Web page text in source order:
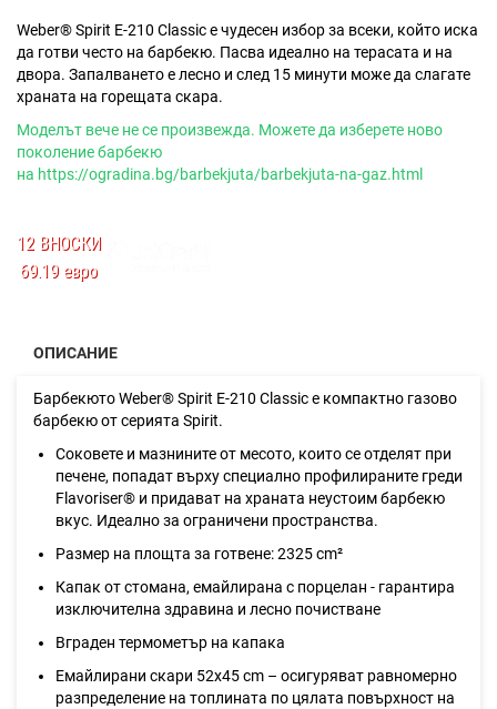
Weber® Spirit E-210 Classic е чудесен избор за всеки, който иска
да готви често на барбекю. Пасва идеално на терасата и на
двора. Запалването е лесно и след 15 минути може да слагате
храната на горещата скара.
Mоделът вече не се произвежда. Можете да изберете ново
поколение барбекю
на https://ogradina.bg/barbekjuta/barbekjuta-na-gaz.html
12 ВНОСКИ
69.19 евро
със
снимки
ОПИСАНИЕ
Барбекюто Weber® Spirit E-210 Classic е компактно газово
барбекю от серията Spirit.
Соковете и мазнините от месото, които се отделят при
печене, попадат върху специално профилираните греди
Flavoriser® и придават на храната неустоим барбекю
вкус. Идеално за ограничени пространства.
Размер на площта за готвене: 2325 cm²
Капак от стомана, емайлирана с порцелан - гарантира
изключителна здравина и лесно почистване
Вграден термометър на капака
Емайлирани скари 52х45 cm – осигуряват равномерно
разпределение на топлината по цялата повърхност на